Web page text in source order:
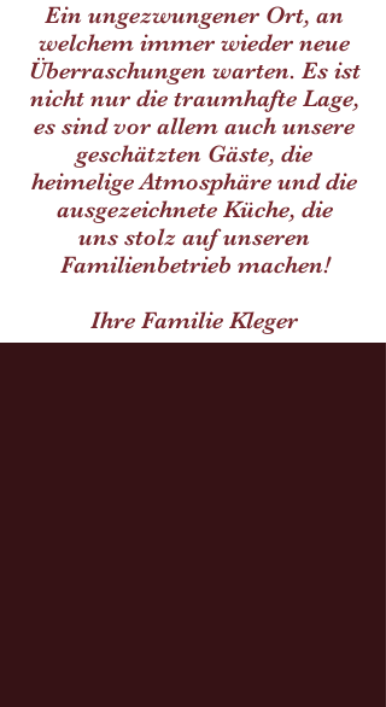
Ein ungezwungener Ort, an
welchem immer wieder neue
Überraschungen warten. Es ist
nicht nur die traumhafte Lage,
es sind vor allem auch unsere
geschätzten Gäste, die
heimelige Atmosphäre und die
ausgezeichnete Küche, die
uns stolz auf unseren
Familienbetrieb machen!
Ihre Familie Kleger